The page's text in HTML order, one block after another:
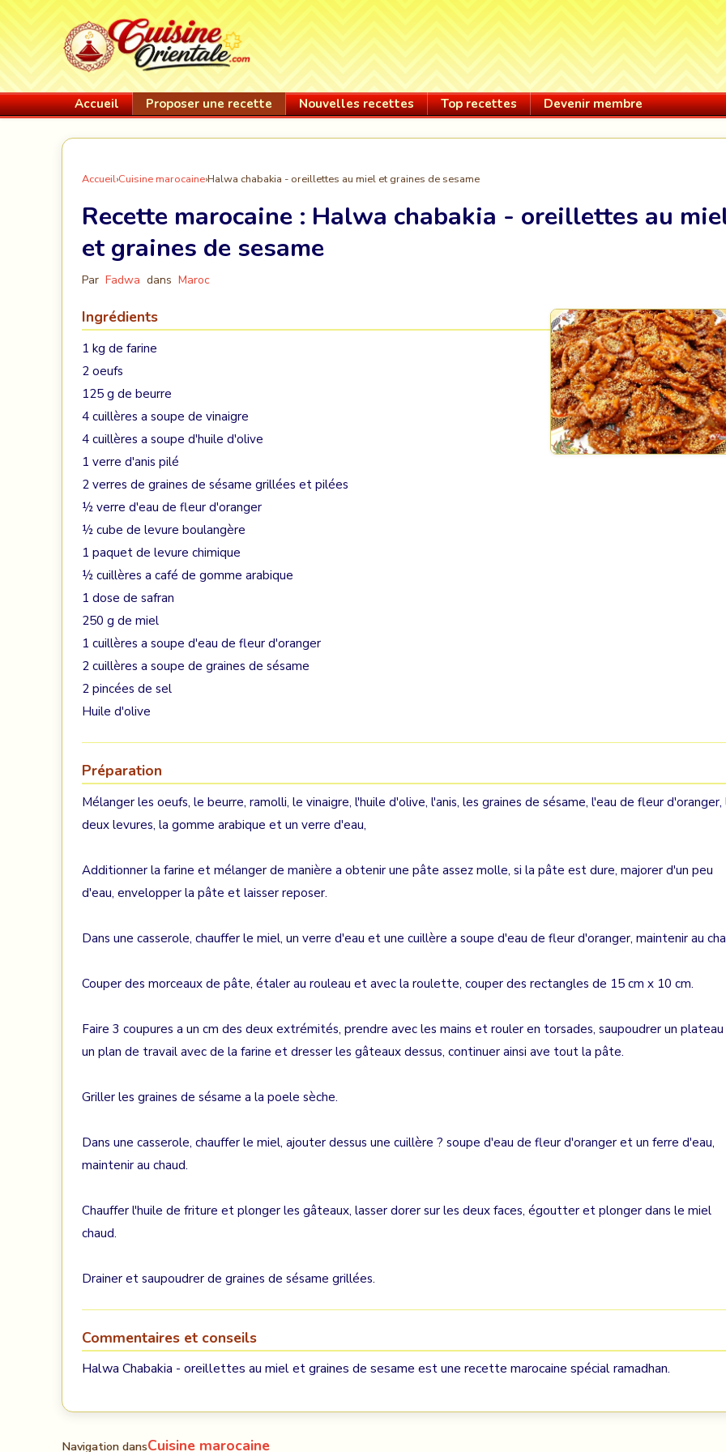
Accueil Proposer une recette Nouvelles recettes Top recettes Devenir membre
Accueil›Cuisine marocaine›Halwa chabakia - oreillettes au miel et graines de sesame
Recette marocaine : Halwa chabakia - oreillettes au
et graines de sesame
Par Fadwa dans Maroc
Ingrédients
1 kg de farine
2 oeufs
125 g de beurre
4 cuillères a soupe de vinaigre
4 cuillères a soupe d'huile d'olive
1 verre d'anis pilé
2 verres de graines de sésame grillées et pilées
½ verre d'eau de fleur d'oranger
½ cube de levure boulangère
1 paquet de levure chimique
½ cuillères a café de gomme arabique
1 dose de safran
250 g de miel
1 cuillères a soupe d'eau de fleur d'oranger
2 cuillères a soupe de graines de sésame
2 pincées de sel
Huile d'olive
Préparation
Mélanger les oeufs, le beurre, ramolli, le vinaigre, l'huile d'olive, l'anis, les graines de sésame, l'eau de fleur d'oranger,
deux levures, la gomme arabique et un verre d'eau,
Additionner la farine et mélanger de manière a obtenir une pâte assez molle, si la pâte est dure, majorer d'un peu
d'eau, envelopper la pâte et laisser reposer.
Dans une casserole, chauffer le miel, un verre d'eau et une cuillère a soupe d'eau de fleur d'oranger, maintenir au
Couper des morceaux de pâte, étaler au rouleau et avec la roulette, couper des rectangles de 15 cm x 10 cm.
Faire 3 coupures a un cm des deux extrémités, prendre avec les mains et rouler en torsades, saupoudrer un
un plan de travail avec de la farine et dresser les gâteaux dessus, continuer ainsi ave tout la pâte.
Griller les graines de sésame a la poele sèche.
Dans une casserole, chauffer le miel, ajouter dessus une cuillère ? soupe d'eau de fleur d'oranger et un ferre d'eau,
maintenir au chaud.
Chauffer l'huile de friture et plonger les gâteaux, lasser dorer sur les deux faces, égoutter et plonger dans le miel
chaud.
Drainer et saupoudrer de graines de sésame grillées.
Commentaires et conseils
Halwa Chabakia - oreillettes au miel et graines de sesame est une recette marocaine spécial ramadhan.
Navigation dansCuisine marocaine